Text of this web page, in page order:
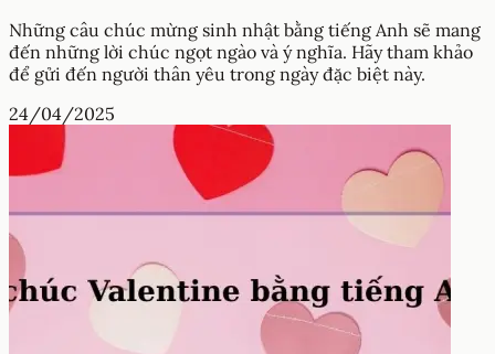
Những câu chúc mừng sinh nhật bằng tiếng Anh sẽ mang
đến những lời chúc ngọt ngào và ý nghĩa. Hãy tham khảo
để gửi đến người thân yêu trong ngày đặc biệt này.
24/04/2025